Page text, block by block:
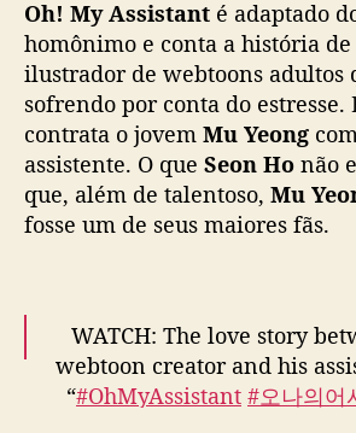
Oh! My Assistant é adaptado
homônimo e conta a história de
ilustrador de webtoons adultos
sofrendo por conta do estresse.
contrata o jovem Mu Yeong
assistente. O que Seon Ho não
que, além de talentoso, Mu
fosse um de seus maiores fãs.
WATCH: The love story
webtoon creator and his
“#OhMyAssistant #오나의어